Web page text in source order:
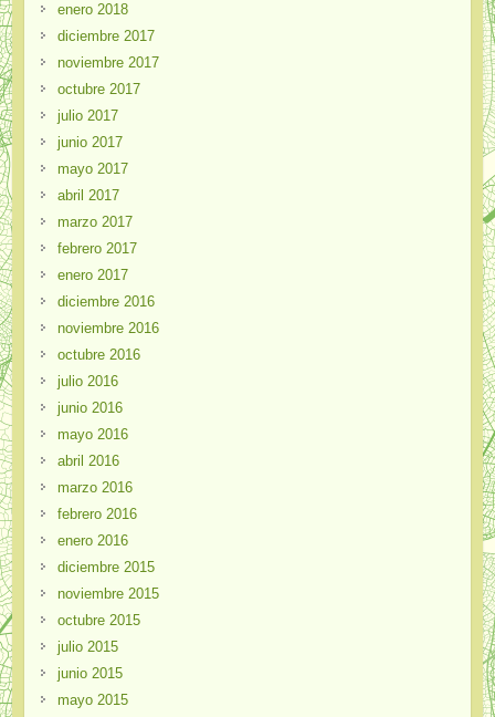
enero 2018
diciembre 2017
noviembre 2017
octubre 2017
julio 2017
junio 2017
mayo 2017
abril 2017
marzo 2017
febrero 2017
enero 2017
diciembre 2016
noviembre 2016
octubre 2016
julio 2016
junio 2016
mayo 2016
abril 2016
marzo 2016
febrero 2016
enero 2016
diciembre 2015
noviembre 2015
octubre 2015
julio 2015
junio 2015
mayo 2015